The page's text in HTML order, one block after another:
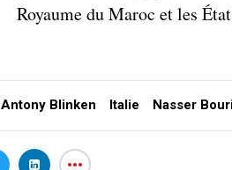
Royaume du Maroc et les
Antony Blinken Italie Nasser